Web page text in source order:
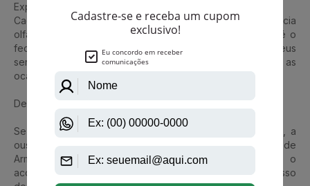
Experiência Olfativa Inigualável:
Cada borrifada deste perfume oferece uma experiência
olfativa inigualável. Das notas de abertura à evolução até o
fecho duradouro, o Club de Nuit Intense Man envolve seus
sentidos e deixa uma marca duradoura em todas as
ocasiões.
Descubra a Elegância e Ousadia:
Se você busca uma fragrância que capture a elegância, a
ousadia e o sucesso, o Club de Nuit Intense Man Parfum de
Armaf é a escolha ideal. Sua presença inconfundível o
acompanhará em sua jornada, destacando-o em cada passo